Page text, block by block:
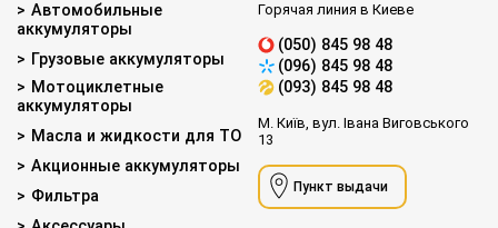
Автомобильные
аккумуляторы
Грузовые аккумуляторы
Мотоциклетные
аккумуляторы
Масла и жидкости для ТО
Акционные аккумуляторы
Фильтра
Горячая линия в Киеве
(050) 845 98 48
(096) 845 98 48
(093) 845 98 48
М. Київ, вул. Івана Виговського
13
Пункт выдачи